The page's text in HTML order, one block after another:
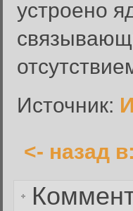
устроено
Источник:
<- назад
Вход в систему
Имя пользователя:
Забыли